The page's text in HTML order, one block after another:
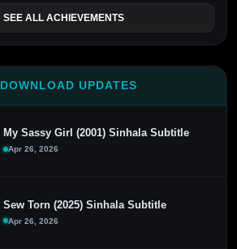
SEE ALL ACHIEVEMENTS
DOWNLOAD UPDATES
My Sassy Girl (2001) Sinhala Subtitle
Apr 26, 2026
Sew Torn (2025) Sinhala Subtitle
Apr 26, 2026